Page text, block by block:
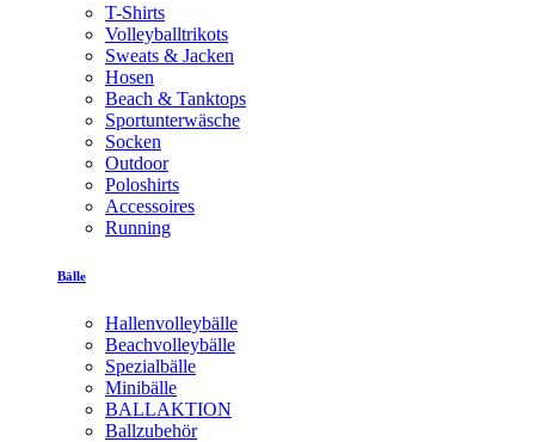
T-Shirts
Volleyballtrikots
Sweats & Jacken
Hosen
Beach & Tanktops
Sportunterwäsche
Socken
Outdoor
Poloshirts
Accessoires
Running
Bälle
Hallenvolleybälle
Beachvolleybälle
Spezialbälle
Minibälle
BALLAKTION
Ballzubehör